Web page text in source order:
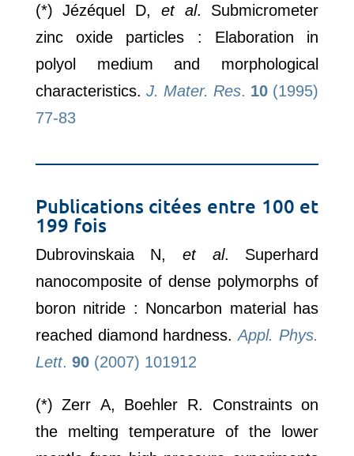
(*) Jézéquel D, et al. Submicrometer
zinc oxide particles : Elaboration in
polyol medium and morphological
characteristics. J. Mater. Res. 10 (1995)
77-83
Publications citées entre 100 et
199 fois
Dubrovinskaia N, et al. Superhard
nanocomposite of dense polymorphs of
boron nitride : Noncarbon material has
reached diamond hardness.Appl. Phys.
Lett. 90(2007) 101912
(*) Zerr A, Boehler R. Constraints on
the melting temperature of the lower